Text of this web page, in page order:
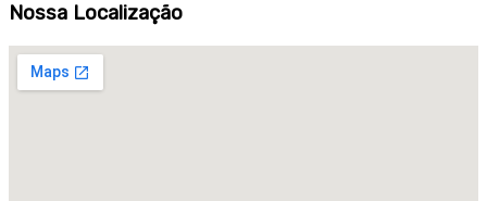
Nossa Localização